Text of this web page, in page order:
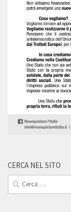
CERCA NEL SITO
Ricerca
per: